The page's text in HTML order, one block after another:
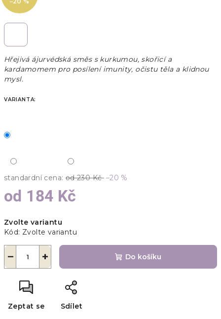
Hřejivá ájurvédská směs s kurkumou, skořicí a
kardamomem pro posílení imunity, očistu těla a klidnou
mysl.
VARIANTA:
standardní cena: od 230 Kč –20 %
od 184 Kč
cena:
Zvolte variantu
Kód: Zvolte variantu
+
− Do košíku
Zeptat se Sdílet